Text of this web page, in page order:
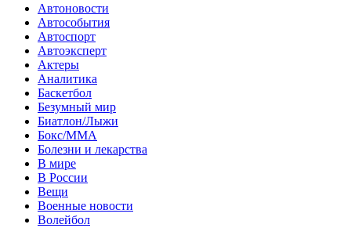
Автоновости
Автособытия
Автоспорт
Автоэксперт
Актеры
Аналитика
Баскетбол
Безумный мир
Биатлон/Лыжи
Бокс/MMA
Болезни и лекарства
В мире
В России
Вещи
Военные новости
Волейбол